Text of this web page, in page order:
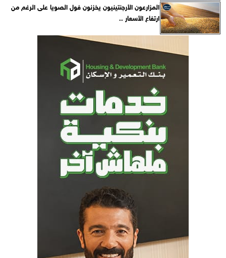
المزارعون الأرجنتينيون يخزنون فول الصويا على الرغم من
ارتفاع الأسعار ..